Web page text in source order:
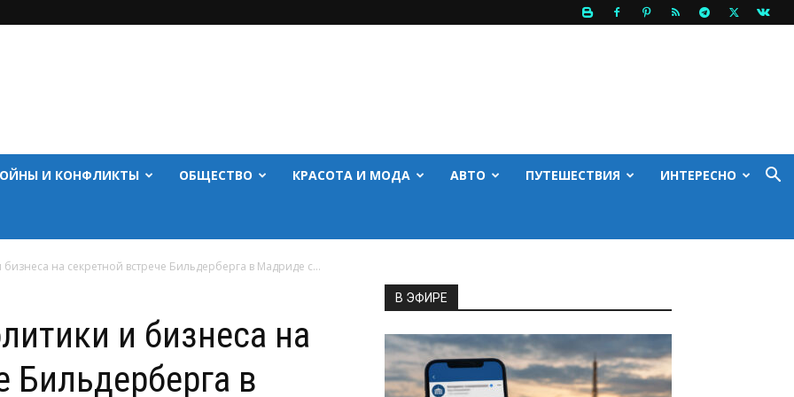
И КОНФЛИКТЫ ОБЩЕСТВО КРАСОТА И МОДА АВТО ПУТЕШЕСТВИЯ ИНТЕРЕСНО
на секретной встрече Бильдерберга в Мадриде с...
и бизнеса на
Бильдерберга в
В ЭФИРЕ